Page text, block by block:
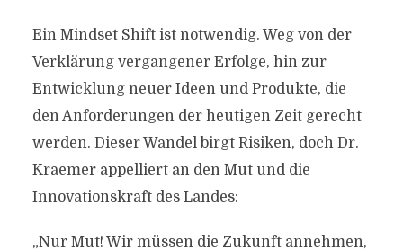
Ein Mindset Shift ist notwendig. Weg von der
Verklärung vergangener Erfolge, hin zur
Entwicklung neuer Ideen und Produkte, die
den Anforderungen der heutigen Zeit gerecht
werden. Dieser Wandel birgt Risiken, doch Dr.
Kraemer appelliert an den Mut und die
Innovationskraft des Landes:
„Nur Mut! Wir müssen die Zukunft annehmen,